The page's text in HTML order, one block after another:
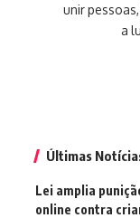
unir
a
Últimas
Lei amplia
online contra